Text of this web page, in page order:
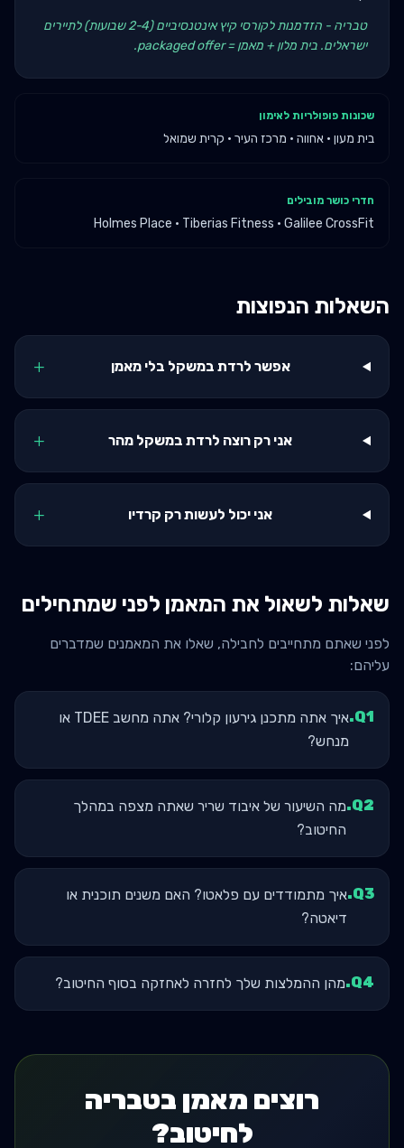
טבריה - הזדמנות לקורסי קיץ אינטנסיביים (2-4 שבועות) לתיירים
ישראלים. בית מלון + מאמן = packaged offer.
שכונות פופולריות לאימון
בית מעון · אחווה · מרכז העיר · קרית שמואל
חדרי כושר מובילים
Holmes Place · Tiberias Fitness · Galilee CrossFit
השאלות הנפוצות
אפשר לרדת במשקל בלי מאמן +
אני רק רוצה לרדת במשקל מהר +
אני יכול לעשות רק קרדיו +
שאלות לשאול את המאמן לפני שמתחילים
לפני שאתם מתחייבים לחבילה, שאלו את המאמנים שמדברים
עליהם:
Q1
.
איך אתה מתכנן גירעון קלורי? אתה מחשב TDEE או
מנחש?
Q2
.מה השיעור של איבוד שריר שאתה מצפה במהלך
החיטוב?
Q3
.איך מתמודדים עם פלאטו? האם משנים תוכנית או
דיאטה?
Q4
.מהן ההמלצות שלך לחזרה לאחזקה בסוף החיטוב?
רוצים מאמן בטבריה
לחיטוב?